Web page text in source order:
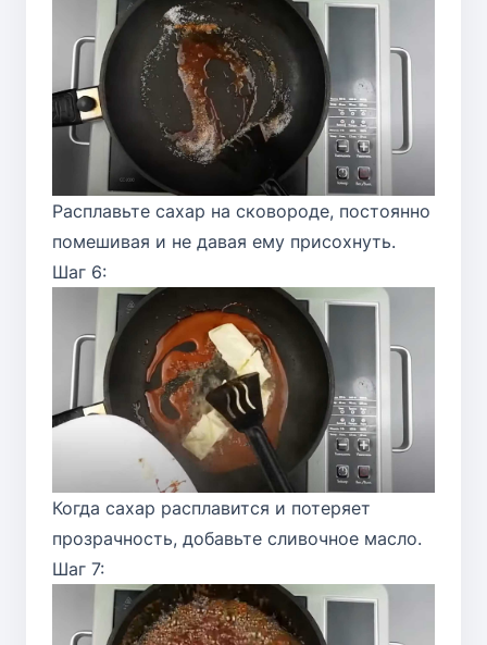
Расплавьте сахар на сковороде, постоянно
помешивая и не давая ему присохнуть.
Шаг 6:
Когда сахар расплавится и потеряет
прозрачность, добавьте сливочное масло.
Шаг 7: